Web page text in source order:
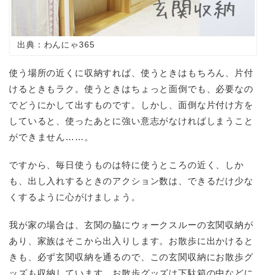
出典：わんにゃ365
使う場所の近くに収納すれば、使うときはもちろん、片付
けるときもラク。使うときはちょっと面倒でも、必要なの
でどうにかして出すものです。しかし、面倒な片付け方を
していると、使ったあとに強い意志がなければしまうこと
ができません……。
ですから、毎日使うものは特に使うところの近く、しか
も、出し入れするときのアクション数は、できるだけ少な
くするように心がけましょう。
我が家の場合は、玄関の脇にウォークスルーの玄関収納が
あり、家族はそこから出入りします。お散歩に出かけると
きも、必ず玄関収納を通るので、この玄関収納にお散歩グ